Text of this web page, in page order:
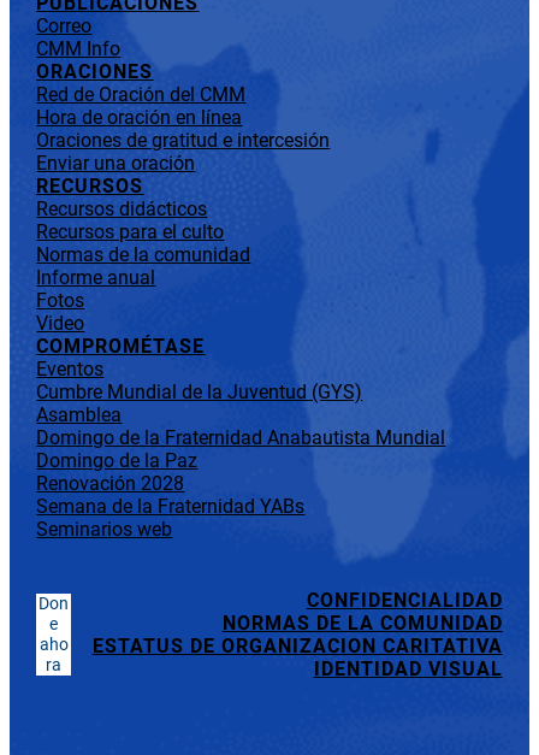
Correo
CMM Info
ORACIONES
Red de Oración del CMM
Hora de oración en línea
Oraciones de gratitud e intercesión
Enviar una oración
RECURSOS
Recursos didácticos
Recursos para el culto
Normas de la comunidad
Informe anual
Fotos
Video
COMPROMÉTASE
Eventos
Cumbre Mundial de la Juventud (GYS)
Asamblea
Domingo de la Fraternidad Anabautista Mundial
Domingo de la Paz
Renovación 2028
Semana de la Fraternidad YABs
Seminarios web
Don
e
aho
ra
CONFIDENCIALIDAD
NORMAS DE LA COMUNIDAD
ESTATUS DE ORGANIZACION CARITATIVA
IDENTIDAD VISUAL